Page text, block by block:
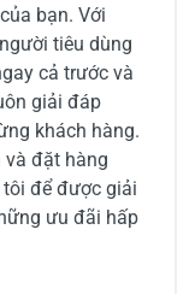
bạn. Với
tiêu dùng
cả trước và
giải đáp
khách hàng.
và đặt hàng
để được giải
ưu đãi hấp